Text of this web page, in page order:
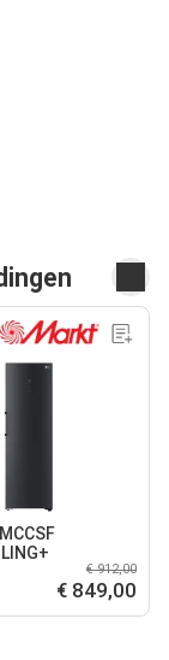
€ 912,00
€ 849,00